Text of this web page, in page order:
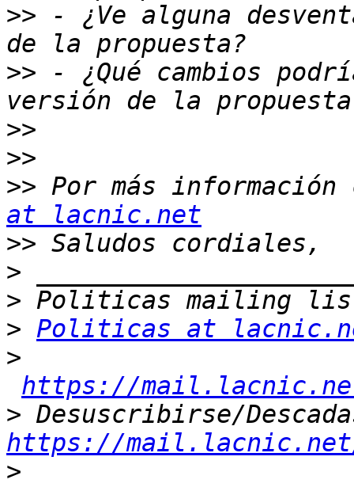
>> - ¿Ve alguna
>> - ¿Qué cambios
>>
>>
>> Por más
at lacnic.net
>>
>
>
> Politicas at
>
https://
>
https://
>